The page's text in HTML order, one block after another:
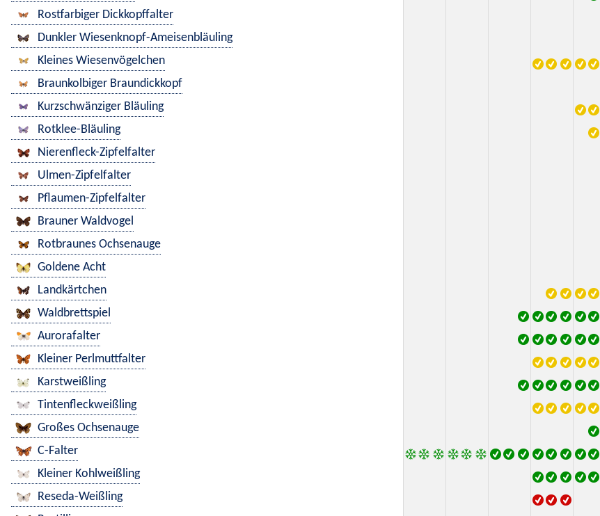
Rostfarbiger Dickkopffalter
Dunkler Wiesenknopf-Ameisenbläuling
Kleines Wiesenvögelchen
Braunkolbiger Braundickkopf
Kurzschwänziger Bläuling
Rotklee-Bläuling
Nierenfleck-Zipfelfalter
Ulmen-Zipfelfalter
Pflaumen-Zipfelfalter
Brauner Waldvogel
Rotbraunes Ochsenauge
Goldene Acht
Landkärtchen
Waldbrettspiel
Aurorafalter
Kleiner Perlmuttfalter
Karstweißling
Tintenfleckweißling
Großes Ochsenauge
C-Falter
Kleiner Kohlweißling
Reseda-Weißling